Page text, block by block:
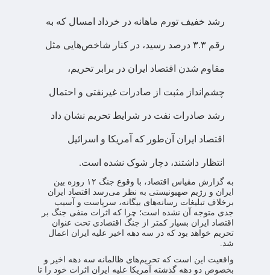
رشد خفیف تورم ماهانه در خرداد امسال که به
رقم ۳.۳ درصد رسید، در کنار شاخص‌هایی مثل
مقاوم شدن اقتصاد ایران در برابر تحریم،
چشم‌انداز مثبت از صادرات غیرنفتی و احتمال
رشد صادرات نفت در شرایط تحریم نشان داد
اقتصاد ایران آن‌طور که آمریکا و اسرائیل
انتظار داشتند، دچار شوک نشده است.
به گزارش مقیاس اقتصاد، با وقوع جنگ ۱۲ روزه بین
ایران و رژیم صهیونیستی به نظر می‌رسد اقتصاد ایران
برخلاف تبلیغات رسانه‌های بیگانه، سرپاست و آسیب
جدی متوجه آن نشده است؛ چرا که اثرات منفی جنگ بر
اقتصاد ایران بسیار کمتر از جنگ اقتصادی تحت عنوان
تحریم خواهد بود که در سه دهه اخیر علیه ایران اعمال
شد.
واقعیت این است که تحریم‌های ظالمانه سه دهه اخیر و
بخصوص دو دهه گذشته آمریکا علیه ایران اثرات خود را تا